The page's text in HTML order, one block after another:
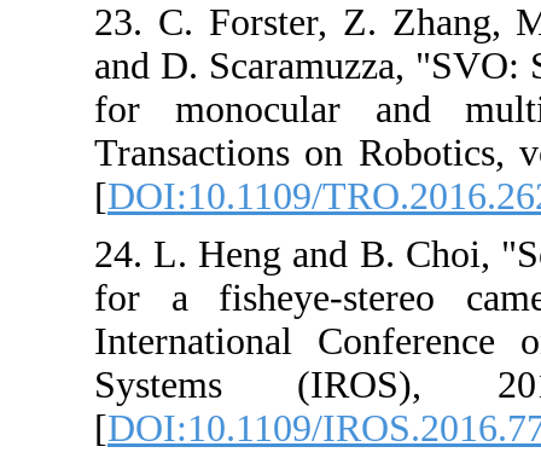
23. C. Forster,
and D.
for
Transactions
[DOI:10.1109/
24. L. Heng
for a fisheye-
International
Systems
[DOI:10.1109/